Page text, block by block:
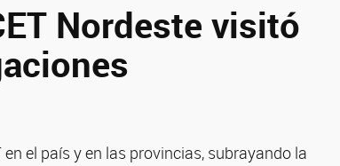
Nordeste visitó
el país y en las provincias, subrayando la